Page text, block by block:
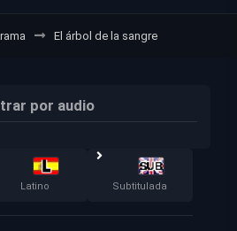
El árbol de la sangre
por audio
Latino Subtitulada